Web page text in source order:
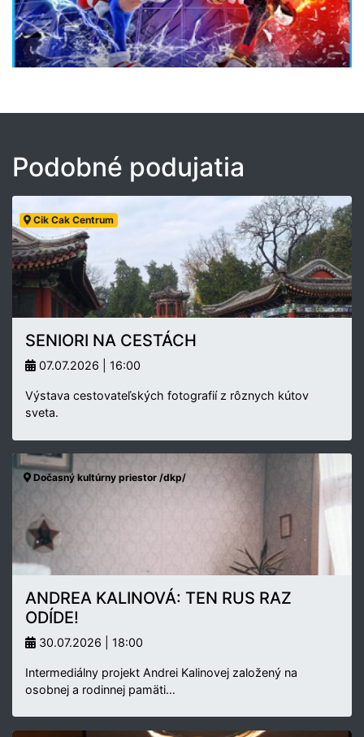
Podobné podujatia
Cik Cak Centrum
SENIORI NA CESTÁCH
07.07.2026 | 16:00
Výstava cestovateľských fotografií z rôznych kútov
sveta.
Dočasný kultúrny priestor /dkp/
ANDREA KALINOVÁ: TEN RUS RAZ
ODÍDE!
30.07.2026 | 18:00
Intermediálny projekt Andrei Kalinovej založený na
osobnej a rodinnej pamäti…